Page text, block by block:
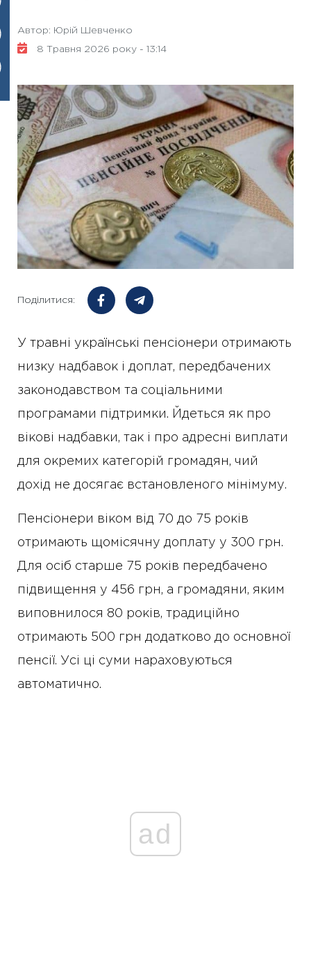
Автор: Юрій Шевченко
8 Травня 2026 року - 13:14
Поділитися:
У травні українські пенсіонери отримають
низку надбавок і доплат, передбачених
законодавством та соціальними
програмами підтримки. Йдеться як про
вікові надбавки, так і про адресні виплати
для окремих категорій громадян, чий
дохід не досягає встановленого мінімуму.
Пенсіонери віком від 70 до 75 років
отримають щомісячну доплату у 300 грн.
Для осіб старше 75 років передбачено
підвищення у 456 грн, а громадяни, яким
виповнилося 80 років, традиційно
отримають 500 грн додатково до основної
пенсії. Усі ці суми нараховуються
автоматично.
ad